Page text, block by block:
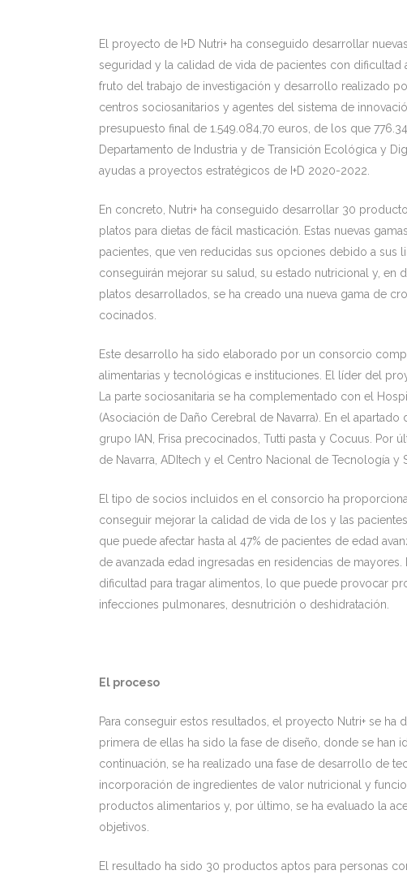
El proyecto de I+D Nutri+ ha conseguido desarrollar
seguridad y la calidad de vida de pacientes con
fruto del trabajo de investigación y desarrollo realizado
centros sociosanitarios y agentes del sistema de
presupuesto final de 1.549.084,70 euros, de los que
Departamento de Industria y de Transición Ecológica y
ayudas a proyectos estratégicos de I+D 2020-2022.
En concreto, Nutri+ ha conseguido desarrollar 30
platos para dietas de fácil masticación. Estas nuevas
pacientes, que ven reducidas sus opciones debido a sus
conseguirán mejorar su salud, su estado nutricional y, en
platos desarrollados, se ha creado una nueva gama de
cocinados.
Este desarrollo ha sido elaborado por un consorcio
alimentarias y tecnológicas e instituciones. El líder del
La parte sociosanitaria se ha complementado con el
(Asociación de Daño Cerebral de Navarra). En el
grupo IAN, Frisa precocinados, Tutti pasta y Cocuus. Por
de Navarra, ADItech y el Centro Nacional de Tecnología y
El tipo de socios incluidos en el consorcio ha
conseguir mejorar la calidad de vida de los y las
que puede afectar hasta al 47% de pacientes de edad
de avanzada edad ingresadas en residencias de
dificultad para tragar alimentos, lo que puede provocar
infecciones pulmonares, desnutrición o deshidratación.
El proceso
Para conseguir estos resultados, el proyecto Nutri+ se ha
primera de ellas ha sido la fase de diseño, donde se han
continuación, se ha realizado una fase de desarrollo de
incorporación de ingredientes de valor nutricional y
productos alimentarios y, por último, se ha evaluado la
objetivos.
El resultado ha sido 30 productos aptos para personas